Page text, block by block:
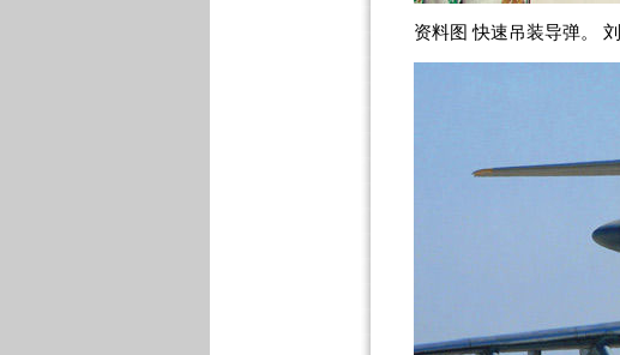
资料图 快速吊装导弹。